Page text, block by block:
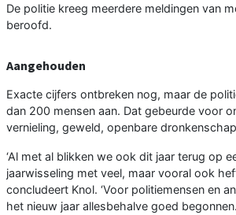
De politie kreeg meerdere meldingen van
beroofd.
Aangehouden
Exacte cijfers ontbreken nog, maar de
dan 200 mensen aan. Dat gebeurde voor
vernieling, geweld, openbare
‘Al met al blikken we ook dit jaar terug op
jaarwisseling met veel, maar vooral ook
concludeert Knol. ‘Voor politiemensen en
het nieuw jaar allesbehalve goed